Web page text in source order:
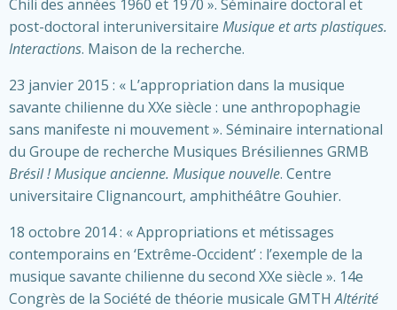
Chili des années 1960 et 1970 ». Séminaire doctoral et
post-doctoral interuniversitaire Musique et arts plastiques.
Interactions. Maison de la recherche.
23 janvier 2015 : « L’appropriation dans la musique
savante chilienne du XXe siècle : une anthropophagie
sans manifeste ni mouvement ». Séminaire international
du Groupe de recherche Musiques Brésiliennes GRMB
Brésil ! Musique ancienne. Musique nouvelle. Centre
universitaire Clignancourt, amphithéâtre Gouhier.
18 octobre 2014 : « Appropriations et métissages
contemporains en ‘Extrême-Occident’ : l’exemple de la
musique savante chilienne du second XXe siècle ». 14e
Congrès de la Société de théorie musicale GMTHAltérité